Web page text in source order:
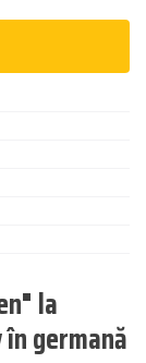
la
germană